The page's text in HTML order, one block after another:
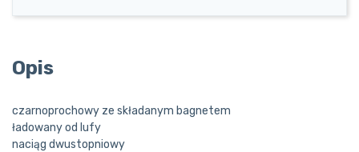
Opis
czarnoprochowy ze składanym bagnetem
ładowany od lufy
naciąg dwustopniowy